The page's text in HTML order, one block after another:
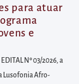
para atuar
e
Nº 03/2026, a
Lusofonia Afro-